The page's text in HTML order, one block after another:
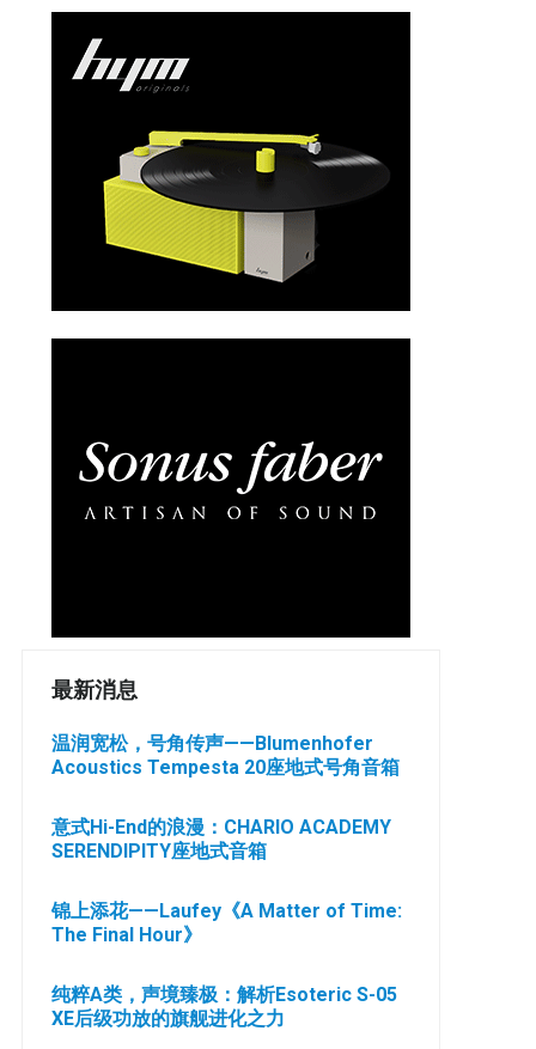
最新消息
温润宽松，号角传声——Blumenhofer
Acoustics Tempesta 20座地式号角音箱
意式Hi-End的浪漫：CHARIO ACADEMY
SERENDIPITY座地式音箱
锦上添花——Laufey《A Matter of Time:
The Final Hour》
纯粹A类，声境臻极：解析Esoteric S-05
XE后级功放的旗舰进化之力